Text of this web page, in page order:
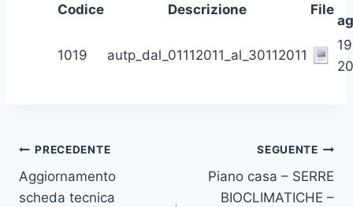
Codice Descrizione File
1019 autp_dal_01112011_al_30112011
Navigazione
articoli
PRECEDENTE
Aggiornamento
scheda tecnica
SEGUENTE
Piano casa – SERRE
BIOCLIMATICHE –